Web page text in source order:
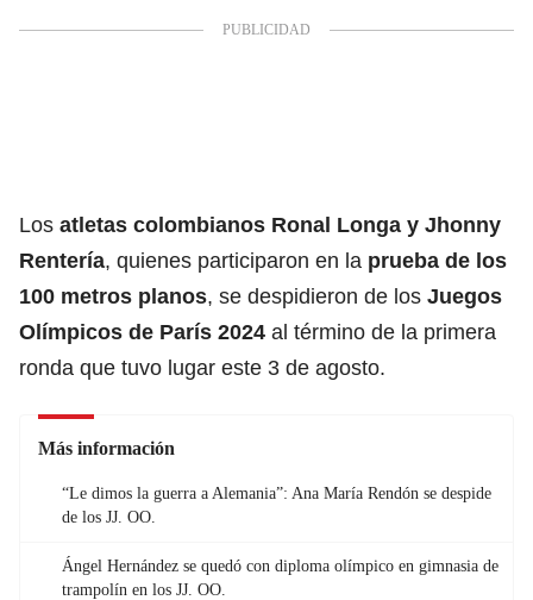
Los atletas colombianos Ronal Longa y Jhonny
Rentería, quienes participaron en la prueba de los
100 metros planos, se despidieron de los Juegos
Olímpicos de París 2024 al término de la primera
ronda que tuvo lugar este 3 de agosto.
Más información
“Le dimos la guerra a Alemania”: Ana María Rendón se despide
de los JJ. OO.
Ángel Hernández se quedó con diploma olímpico en gimnasia de
trampolín en los JJ. OO.